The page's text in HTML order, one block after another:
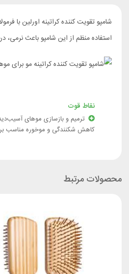
شامپو تقویت کننده کراتینه اورلین
استفاده منظم از این شامپو باعث
نقاط قوت
ترمیم و بازسازی موهای
کاهش شکنندگی و موخوره مناسب
محصولات مرتبط